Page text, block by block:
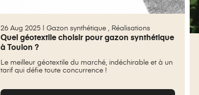
26 Aug 2025 | Gazon synthétique Réalisations
Quel géotextile choisir pour gazon synthétique
à Toulon ?
Le meilleur géotextile du marché, indéchirable et à un
tarif qui défie toute concurrence !